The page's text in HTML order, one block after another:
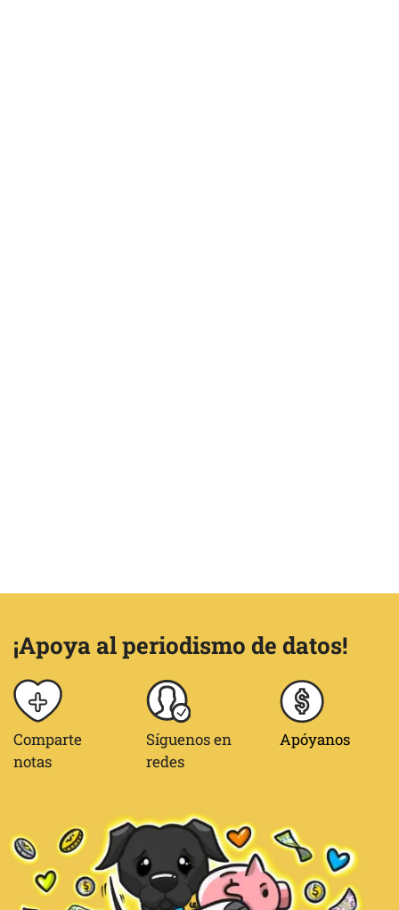
¡Apoya al periodismo de datos!
Comparte
notas
Síguenos en
redes
Apóyanos